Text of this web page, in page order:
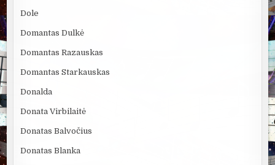
Dole
Domantas Dulkė
Domantas Razauskas
Domantas Starkauskas
Donalda
Donata Virbilaitė
Donatas Balvočius
Donatas Blanka